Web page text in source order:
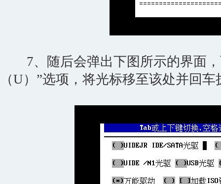
7、随后会弹出下图所示的界面，
（U）”选项，将光标移至该处并回